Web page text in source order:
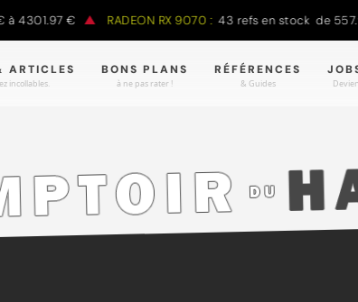
€ RADEON RX 9070 : 43 refs en stock de 557.99
ARTICLES
incollables.
BONS PLANS
à ne pas rater !
RÉFÉRENCES
& Guides